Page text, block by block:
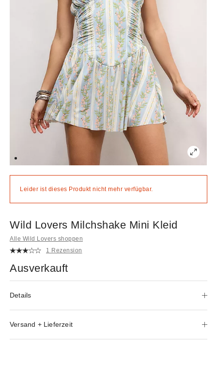
Leider ist dieses Produkt nicht mehr verfügbar.
Wild Lovers Milchshake Mini Kleid
Alle Wild Lovers shoppen
1 Rezension
Ausverkauft
Details
Versand + Lieferzeit